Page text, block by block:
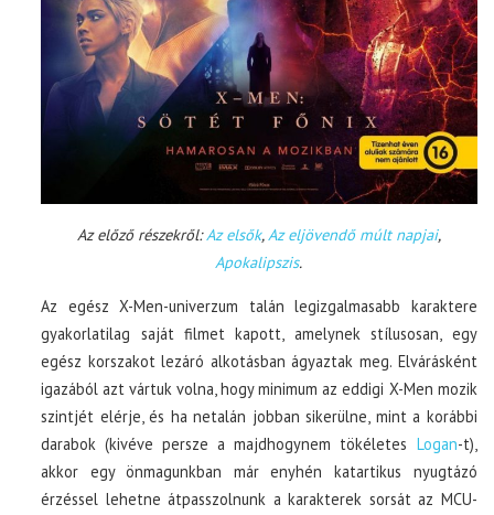
Az előző részekről:Az elsők,Az eljövendő múlt napjai,
Apokalipszis.
Az egész X-Men-univerzum talán legizgalmasabb karaktere
gyakorlatilag saját filmet kapott, amelynek stílusosan, egy
egész korszakot lezáró alkotásban ágyaztak meg. Elvárásként
igazából azt vártuk volna, hogy minimum az eddigi X-Men mozik
szintjét elérje, és ha netalán jobban sikerülne, mint a korábbi
darabok (kivéve persze a majdhogynem tökéletes Logan-t),
akkor egy önmagunkban már enyhén katartikus nyugtázó
érzéssel lehetne átpasszolnunk a karakterek sorsát az MCU-